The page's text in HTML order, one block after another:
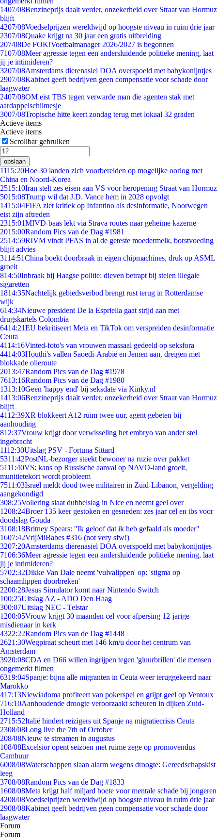
1407/08Benzineprijs daalt verder, onzekerheid over Straat van Hormuz
blijft
4207/08Voedselprijzen wereldwijd op hoogste niveau in ruim drie jaar
2307/08Quake krijgt na 30 jaar een gratis uitbreiding
207/08De FOK!Voetbalmanager 2026/2027 is begonnen
7107/08Meer agressie tegen een andersluidende politieke mening, laat
jij je intimideren?
3207/08Amsterdams dierenasiel DOA overspoeld met babykonijntjes
2907/08Kabinet geeft bedrijven geen compensatie voor schade door
laagwater
2407/08OM eist TBS tegen verwarde man die agenten stak met
aardappelschilmesje
3007/08Tropische hitte keert zondag terug met lokaal 32 graden
Actieve items
Actieve items
Scrollbar gebruiken
opslaan
1115:20Hoe 30 landen zich voorbereiden op mogelijke oorlog met
China en Noord-Korea
2515:10Iran stelt zes eisen aan VS voor heropening Straat van Hormuz
5015:08Trump wil dat J.D. Vance hem in 2028 opvolgt
1415:04FIFA ziet kritiek op Infantino als desinformatie, Noorwegen
eist zijn aftreden
2315:01MIVD-baas lekt via Strava routes naar geheime kazerne
2015:00Random Pics van de Dag #1981
2514:59RIVM vindt PFAS in al de geteste moedermelk, borstvoeding
blijft advies
3114:51China boekt doorbraak in eigen chipmachines, druk op ASML
groeit
814:50Inbraak bij Haagse politie: dieven betrapt bij stelen illegale
sigaretten
1814:35Nachtelijk gebiedsverbod brengt rust terug in Rotterdamse
wijk
614:34Nieuwe president De la Espriella gaat strijd aan met
drugskartels Colombia
6414:21EU bekritiseert Meta en TikTok om verspreiden desinformatie
Ceuta
4114:16Vinted-foto's van vrouwen massaal gedeeld op seksfora
4414:03Houthi's vallen Saoedi-Arabië en Jemen aan, dreigen met
blokkade olieroute
2013:47Random Pics van de Dag #1978
7613:16Random Pics van de Dag #1980
1313:10Geen 'happy end' bij seksdate via Kinky.nl
1413:06Benzineprijs daalt verder, onzekerheid over Straat van Hormuz
blijft
4112:39XR blokkeert A12 ruim twee uur, agent gebeten bij
aanhouding
812:37Vrouw krijgt door verwisseling het embryo van ander stel
ingebracht
1112:30Uitslag PSV - Fortuna Sittard
5311:42PostNL-bezorger steekt bewoner na ruzie over pakket
5111:40VS: kans op Russische aanval op NAVO-land groeit,
munitietekort wordt probleem
7511:03Israël meldt dood twee militairen in Zuid-Libanon, vergelding
aangekondigd
308:25Vollering slaat dubbelslag in Nice en neemt geel over
1208:24Broer 135 keer gestoken en gesneden: zes jaar cel en tbs voor
doodslag Gouda
3108:18Britney Spears: "Ik geloof dat ik heb gefaald als moeder"
1607:42VrijMiBabes #316 (not very sfw!)
3207:20Amsterdams dierenasiel DOA overspoeld met babykonijntjes
7106:36Meer agressie tegen een andersluidende politieke mening, laat
jij je intimideren?
5702:32Dikke Van Dale neemt 'vulvalippen' op: 'stigma op
schaamlippen doorbreken'
2200:28Jesus Simulator komt naar Nintendo Switch
100:25Uitslag AZ - ADO Den Haag
300:07Uitslag NEC - Telstar
1200:05Vrouw krijgt 30 maanden cel voor afpersing 12-jarige
misdienaar in kerk
4322:22Random Pics van de Dag #1448
2621:30Wegpiraat scheurt met 146 km/u door het centrum van
Amsterdam
3920:08CDA en D66 willen ingrijpen tegen 'gluurbrillen' die mensen
ongemerkt filmen
6319:04Spanje: bijna alle migranten in Ceuta weer teruggekeerd naar
Marokko
417:13Niewiadoma profiteert van pokerspel en grijpt geel op Ventoux
716:10Aanhoudende droogte veroorzaakt scheuren in dijken Zuid-
Holland
2715:52Italië hindert reizigers uit Spanje na migratiecrisis Ceuta
2308/08Long live the 7th of October
208/08Nieuw te streamen in augustus
108/08Excelsior opent seizoen met ruime zege op promovendus
Cambuur
6008/08Waterschappen slaan alarm wegens droogte: Gereedschapskist
leeg
3708/08Random Pics van de Dag #1833
1608/08Meta krijgt half miljard boete voor mentale schade bij jongeren
4208/08Voedselprijzen wereldwijd op hoogste niveau in ruim drie jaar
2908/08Kabinet geeft bedrijven geen compensatie voor schade door
laagwater
Forum
Forum